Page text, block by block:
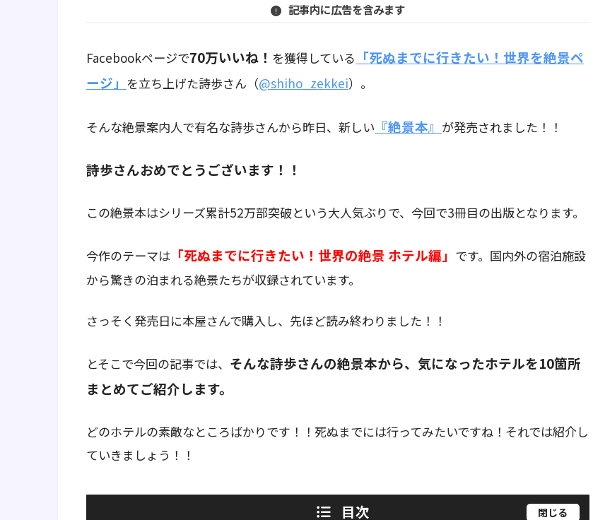
記事内に広告を含みます
Facebookページで70万いいね！ を獲得している 「死ぬまでに行きたい！世界を絶景ペ
ージ」 を立ち上げた詩歩さん（@shiho_zekkei）。
そんな絶景案内人で有名な詩歩さんから昨日、新しい 『絶景本』 が発売されました！！
詩歩さんおめでとうございます！！
この絶景本はシリーズ累計52万部突破という大人気ぶりで、今回で3冊目の出版となります。
今作のテーマは 「死ぬまでに行きたい！世界の絶景 ホテル編」 です。国内外の宿泊施設
から驚きの泊まれる絶景たちが収録されています。
さっそく発売日に本屋さんで購入し、先ほど読み終わりました！！
とそこで今回の記事では、 そんな詩歩さんの絶景本から、気になったホテルを10箇所
まとめてご紹介します。
どのホテルの素敵なところばかりです！！死ぬまでには行ってみたいですね！それでは紹介し
ていきましょう！！
目次 閉じる